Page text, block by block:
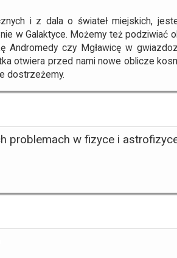
i z dala o świateł miejskich,
w Galaktyce. Możemy też podziwiać
Andromedy czy Mgławicę w
otwiera przed nami nowe oblicze
dostrzeżemy.
problemach w fizyce i